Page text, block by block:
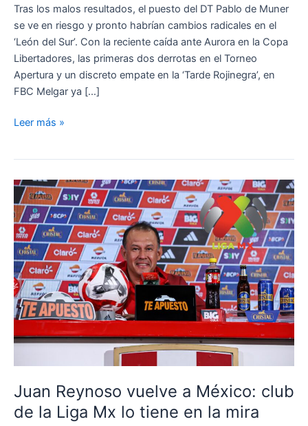
Tras los malos resultados, el puesto del DT Pablo de Muner
se ve en riesgo y pronto habrían cambios radicales en el
‘León del Sur’. Con la reciente caída ante Aurora en la Copa
Libertadores, las primeras dos derrotas en el Torneo
Apertura y un discreto empate en la ‘Tarde Rojinegra’, en
FBC Melgar ya […]
¿LA
Reynoso
podría
volver
a
FBC
Melgar
este
mismo
año
Leer más »
Juan Reynoso vuelve a México: club
de la Liga Mx lo tiene en la mira